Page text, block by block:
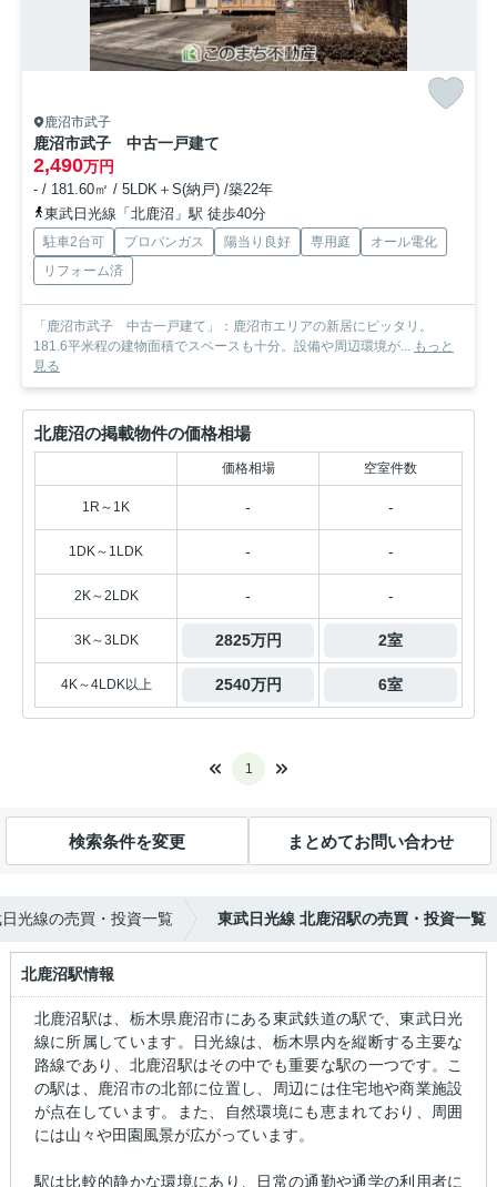
鹿沼市武子
鹿沼市武子 中古一戸建て
2,490万円
- / 181.60㎡ / 5LDK＋S(納戸) /築22年
東武日光線「北鹿沼」駅 徒歩40分
駐車2台可 プロパンガス 陽当り良好 専用庭
オール電化
リフォーム済
「鹿沼市武子 中古一戸建て」：鹿沼市エリアの新居にピッタリ。
181.6平米程の建物面積でスペースも十分。設備や周辺環境が... もっと
見る
北鹿沼の掲載物件の価格相場
価格相場 空室件数
1R～1K - -
1DK～1LDK - -
2K～2LDK - -
3K～3LDK 2825万円 2室
4K～4LDK以上 2540万円 6室
1
検索条件を変更 まとめてお問い合わせ
光線の売買・投資一覧 東武日光線 北鹿沼駅の売買・投資一覧
北鹿沼駅情報
北鹿沼駅は、栃木県鹿沼市にある東武鉄道の駅で、東武日光
線に所属しています。日光線は、栃木県内を縦断する主要な
路線であり、北鹿沼駅はその中でも重要な駅の一つです。こ
の駅は、鹿沼市の北部に位置し、周辺には住宅地や商業施設
が点在しています。また、自然環境にも恵まれており、周囲
には山々や田園風景が広がっています。
駅は比較的静かな環境にあり、日常の通勤や通学の利用者に